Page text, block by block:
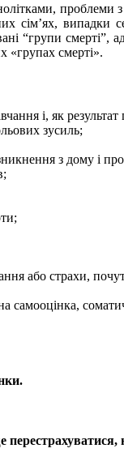
проблеми
сім’ях, випадки
“групи смерті”,
«групах смерті».
і, як
зусиль;
з дому
або страхи,
самооцінка,